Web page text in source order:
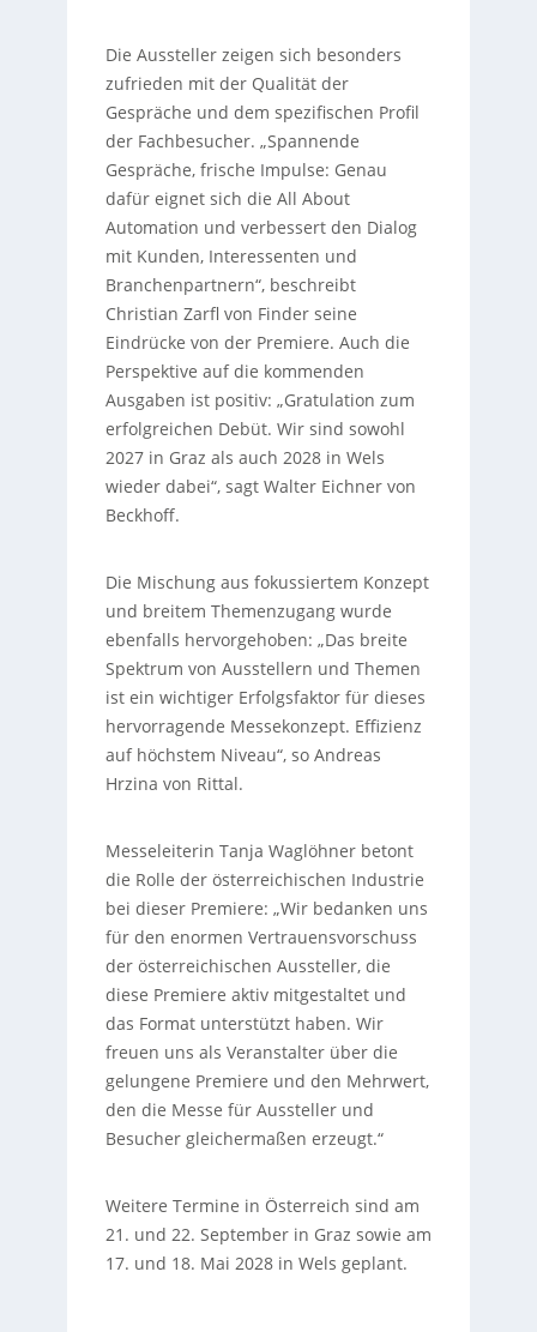
Die Aussteller zeigen sich besonders
zufrieden mit der Qualität der
Gespräche und dem spezifischen Profil
der Fachbesucher. „Spannende
Gespräche, frische Impulse: Genau
dafür eignet sich die All About
Automation und verbessert den Dialog
mit Kunden, Interessenten und
Branchenpartnern“, beschreibt
Christian Zarfl von Finder seine
Eindrücke von der Premiere. Auch die
Perspektive auf die kommenden
Ausgaben ist positiv: „Gratulation zum
erfolgreichen Debüt. Wir sind sowohl
2027 in Graz als auch 2028 in Wels
wieder dabei“, sagt Walter Eichner von
Beckhoff.
Die Mischung aus fokussiertem Konzept
und breitem Themenzugang wurde
ebenfalls hervorgehoben: „Das breite
Spektrum von Ausstellern und Themen
ist ein wichtiger Erfolgsfaktor für dieses
hervorragende Messekonzept. Effizienz
auf höchstem Niveau“, so Andreas
Hrzina von Rittal.
Messeleiterin Tanja Waglöhner betont
die Rolle der österreichischen Industrie
bei dieser Premiere: „Wir bedanken uns
für den enormen Vertrauensvorschuss
der österreichischen Aussteller, die
diese Premiere aktiv mitgestaltet und
das Format unterstützt haben. Wir
freuen uns als Veranstalter über die
gelungene Premiere und den Mehrwert,
den die Messe für Aussteller und
Besucher gleichermaßen erzeugt.“
Weitere Termine in Österreich sind am
21. und 22. September in Graz sowie am
17. und 18. Mai 2028 in Wels geplant.